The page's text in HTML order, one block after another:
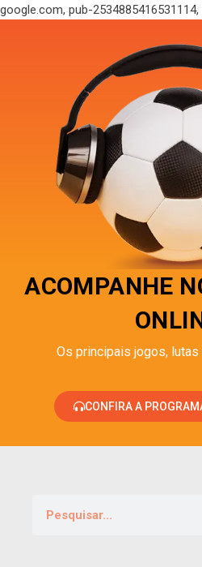
google.com, pub-
ACOMPANHE
Os principais jogos,
CONFIRA A